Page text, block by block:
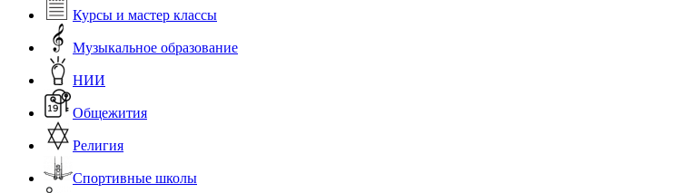
Курсы и мастер классы
Музыкальное образование
НИИ
Общежития
Религия
Спортивные школы